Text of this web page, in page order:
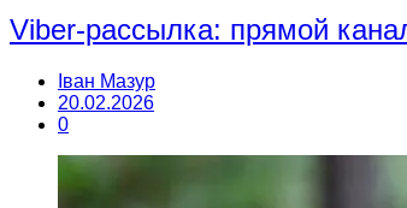
Viber-рассылка: прямой
Іван Мазур
20.02.2026
0